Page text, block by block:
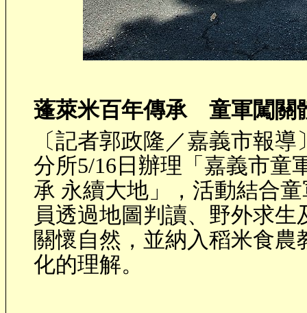
蓬萊米百年傳承 童軍闖關
〔記者郭政隆／嘉義市報
分所5/16 日辦理「嘉義市童
承 永續大地」，活動結合
員透過地圖判讀、野外求
關懷自然，並納入稻米食
化的理解。